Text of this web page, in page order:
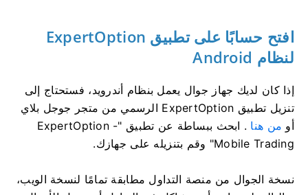
افتح حسابًا على تطبيق ExpertOption
لنظام Android
إذا كان لديك جهاز جوال يعمل بنظام أندرويد، فستحتاج إلى
تنزيل تطبيق ExpertOption الرسمي من متجر جوجل بلاي
أو من هنا
. ابحث ببساطة عن تطبيق "ExpertOption -
Mobile Trading" وقم بتنزيله على جهازك.
نسخة الجوال من منصة التداول مطابقة تمامًا لنسخة الويب،